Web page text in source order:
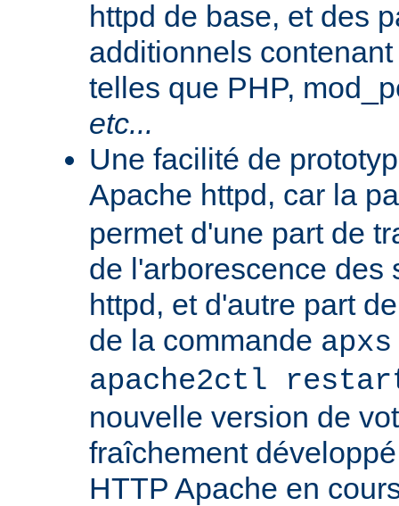
httpd de base, et des
additionnels
telles que PHP,
etc...
Une facilité de
Apache httpd, car la
permet d'une part de
de l'arborescence des
httpd, et d'autre part
de la commande
apache2ctl
nouvelle version de
fraîchement
HTTP Apache en